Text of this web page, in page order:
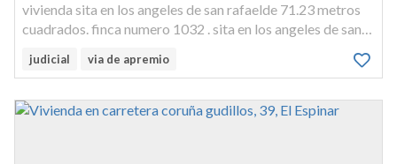
vivienda sita en los angeles de san rafaelde 71.23 metros
cuadrados. finca numero 1032 . sita en los angeles de san
colina de 71,23 metros cuadrados.
judicial via de apremio